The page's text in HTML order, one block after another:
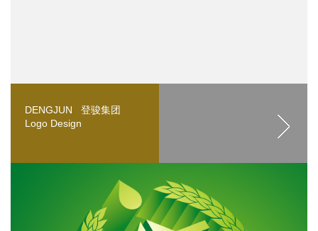
DENGJUN 登骏集团
Logo Design